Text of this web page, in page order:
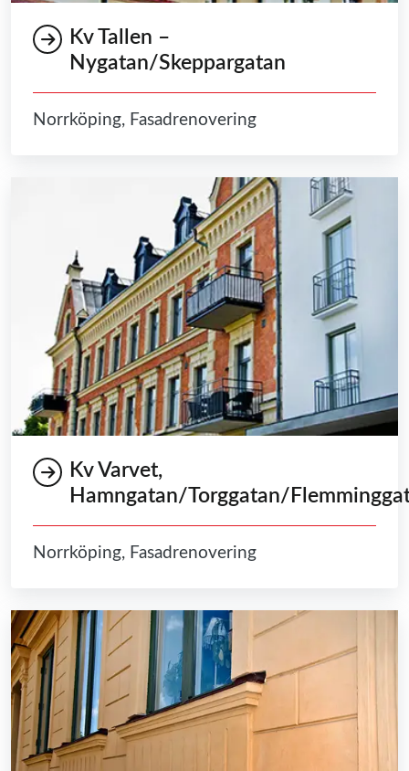
Kv Tallen –
Nygatan/Skeppargatan
Norrköping, Fasadrenovering
Kv Varvet,
Hamngatan/Torggatan/
Norrköping, Fasadrenovering